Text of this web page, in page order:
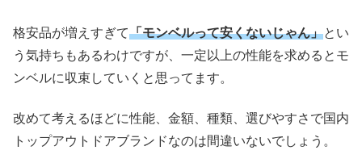
格安品が増えすぎて「モンベルって安くないじゃん」とい
う気持ちもあるわけですが、一定以上の性能を求めるとモ
ンベルに収束していくと思ってます。
改めて考えるほどに性能、金額、種類、選びやすさで国内
トップアウトドアブランドなのは間違いないでしょう。